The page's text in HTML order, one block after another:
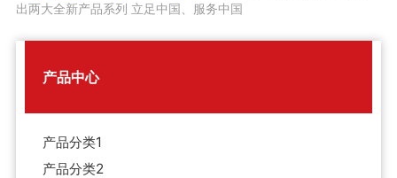
出两大全新产品系列 立足中国、服务中国
产品中心
产品分类1
产品分类2